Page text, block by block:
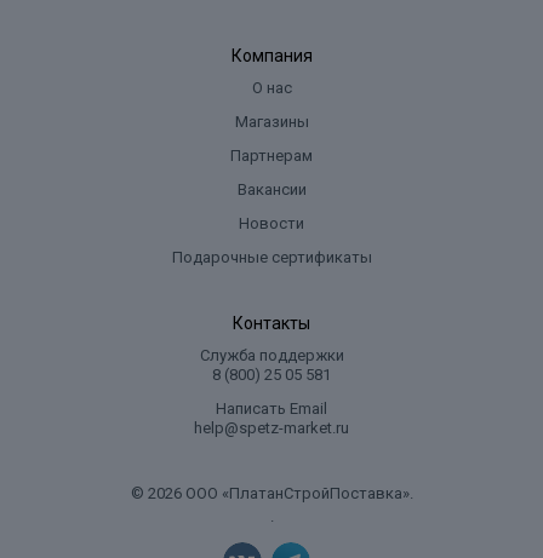
Компания
О нас
Магазины
Партнерам
Вакансии
Новости
Подарочные сертификаты
Контакты
Служба поддержки
8 (800) 25 05 581
Написать Email
help@spetz-market.ru
© 2026 ООО «ПлатанСтройПоставка».
.